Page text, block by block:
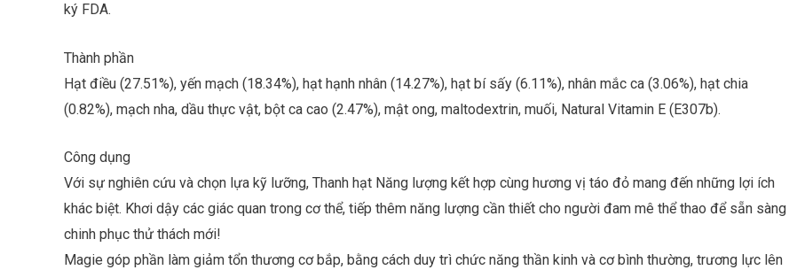
ký FDA.
Thành phần
Hạt điều (27.51%), yến mạch (18.34%), hạt hạnh nhân (14.27%), hạt bí sấy (6.11%), nhân mắc ca (3.06%), hạt chia
(0.82%), mạch nha, dầu thực vật, bột ca cao (2.47%), mật ong, maltodextrin, muối, Natural Vitamin E (E307b).
Công dụng
Với sự nghiên cứu và chọn lựa kỹ lưỡng, Thanh hạt Năng lượng kết hợp cùng hương vị táo đỏ mang đến những lợi ích
khác biệt. Khơi dậy các giác quan trong cơ thể, tiếp thêm năng lượng cần thiết cho người đam mê thể thao để sẵn sàng
chinh phục thử thách mới!
Magie góp phần làm giảm tổn thương cơ bắp, bằng cách duy trì chức năng thần kinh và cơ bình thường, trương lực lên